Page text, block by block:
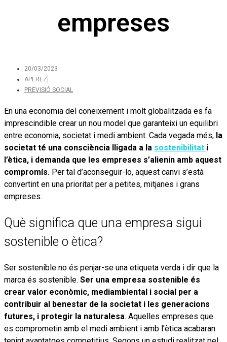
empreses
20/03/2023
APEREZ
PREVISIÓ SOCIAL
En una economia del coneixement i molt globalitzada es fa
imprescindible crear un nou model que garanteixi un equilibri
entre economia, societat i medi ambient. Cada vegada més, la
societat té una consciència lligada a la sostenibilitat i
l’ètica, i demanda que les empreses s’alienin amb aquest
compromís. Per tal d’aconseguir-lo, aquest canvi s’està
convertint en una prioritat per a petites, mitjanes i grans
empreses.
Què significa que una empresa sigui
sostenible o ètica?
Ser sostenible no és penjar-se una etiqueta verda i dir que la
marca és sostenible. Ser una empresa sostenible és
crear valor econòmic, mediambiental i social per a
contribuir al benestar de la societat i les generacions
futures, i protegir la naturalesa. Aquelles empreses que
es comprometin amb el medi ambient i amb l’ètica acabaran